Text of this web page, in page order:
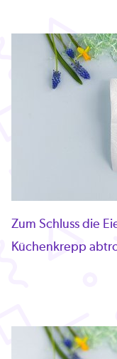
Zum Schluss die
Küchenkrepp